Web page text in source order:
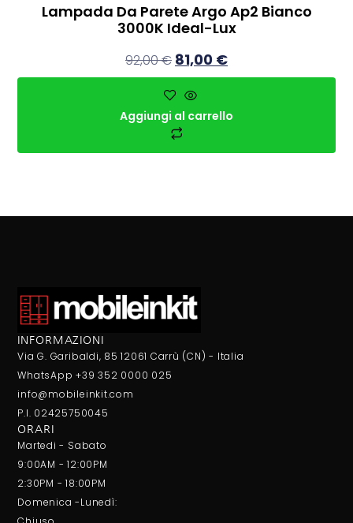
Lampada Da Parete Argo Ap2 Bianco
3000K Ideal-Lux
92,00€ 81,00 €
Aggiungi al carrello
INFORMAZIONI
Via G. Garibaldi, 85 12061 Carrù (CN) - Italia
WhatsApp +39 352 0000 025
info@mobileinkit.com
P.I. 02425750045
ORARI
Martedi - Sabato
9:00AM - 12:00PM
2:30PM - 18:00PM
Domenica -Lunedì: